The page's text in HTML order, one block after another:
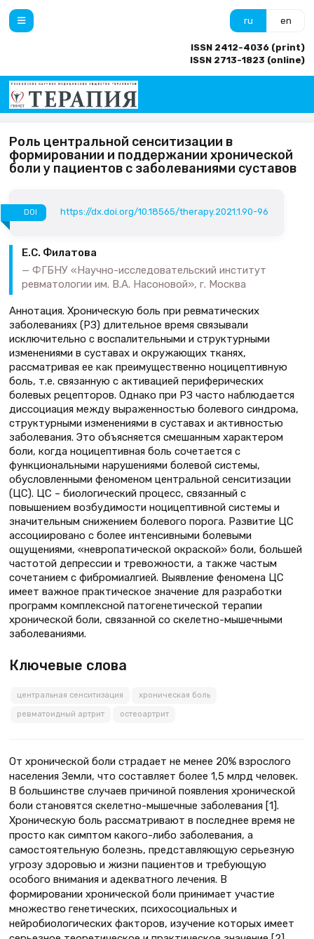
ru en
ISSN 2412-4036 (print)
ISSN 2713-1823 (online)
Роль центральной сенситизации в
формировании и поддержании хронической
боли у пациентов с заболеваниями суставов
DOI https://dx.doi.org/10.18565/therapy.2021.1.90-96
Е.С. Филатова
ФГБНУ «Научно-исследовательский институт
ревматологии им. В.А. Насоновой», г. Москва
Аннотация. Хроническую боль при ревматических
заболеваниях (РЗ) длительное время связывали
исключительно с воспалительными и структурными
изменениями в суставах и окружающих тканях,
рассматривая ее как преимущественно ноцицептивную
боль, т.е. связанную с активацией периферических
болевых рецепторов. Однако при РЗ часто наблюдается
диссоциация между выраженностью болевого синдрома,
структурными изменениями в суставах и активностью
заболевания. Это объясняется смешанным характером
боли, когда ноцицептивная боль сочетается с
функциональными нарушениями болевой системы,
обусловленными феноменом центральной сенситизации
(ЦС). ЦС – биологический процесс, связанный с
повышением возбудимости ноцицептивной системы и
значительным снижением болевого порога. Развитие ЦС
ассоциировано с более интенсивными болевыми
ощущениями, «невропатической окраской» боли, большей
частотой депрессии и тревожности, а также частым
сочетанием с фибромиалгией. Выявление феномена ЦС
имеет важное практическое значение для разработки
программ комплексной патогенетической терапии
хронической боли, связанной со скелетно-мышечными
заболеваниями.
Ключевые слова
центральная сенситизация хроническая боль
ревматоидный артрит остеоартрит
От хронической боли страдает не менее 20% взрослого
населения Земли, что составляет более 1,5 млрд человек.
В большинстве случаев причиной появления хронической
боли становятся скелетно-мышечные заболевания [1].
Хроническую боль рассматривают в последнее время не
просто как симптом какого-либо заболевания, а
самостоятельную болезнь, представляющую серьезную
угрозу здоровью и жизни пациентов и требующую
особого внимания и адекватного лечения. В
формировании хронической боли принимает участие
множество генетических, психосоциальных и
нейробиологических факторов, изучение которых имеет